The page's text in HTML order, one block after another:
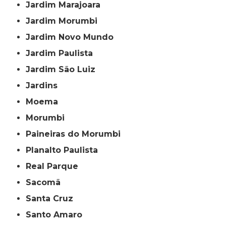
Jardim Marajoara
Jardim Morumbi
Jardim Novo Mundo
Jardim Paulista
Jardim São Luiz
Jardins
Moema
Morumbi
Paineiras do Morumbi
Planalto Paulista
Real Parque
Sacomã
Santa Cruz
Santo Amaro